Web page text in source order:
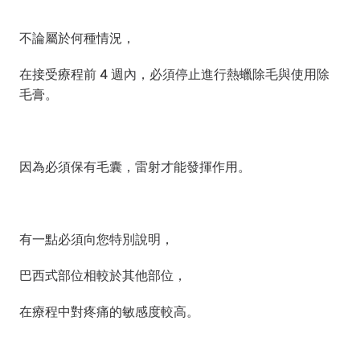
不論屬於何種情況，
在接受療程前 4 週內，必須停止進行熱蠟除毛與使用除
毛膏。
因為必須保有毛囊，雷射才能發揮作用。
有一點必須向您特別說明，
巴西式部位相較於其他部位，
在療程中對疼痛的敏感度較高。